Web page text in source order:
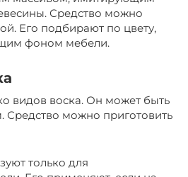
Средство можно
Его подбирают по цвету,
фоном мебели.
видов воска. Он может быть
Средство можно приготовить
только для